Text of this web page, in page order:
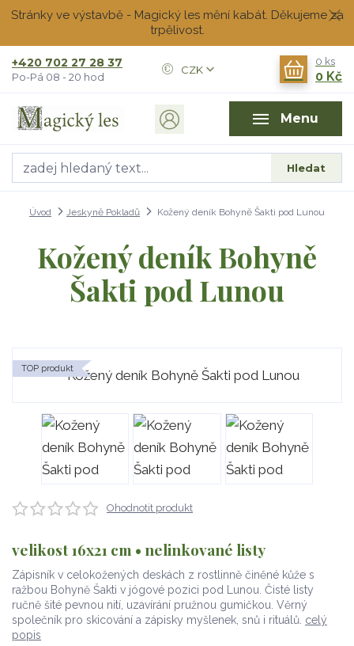
Stránky ve výstavbě - Magický les mění kabát. Děkujeme za
trpělivost.
Menu
CZK
Hledat
+420 702 27 28 37
Po-Pá 08 - 20 hod
0 ks
0 Kč
Úvod Jeskyně Pokladů Kožený deník Bohyně Šakti pod Lunou
Kožený deník Bohyně
Šakti pod Lunou
TOP produkt
Ohodnotit produkt
velikost 16x21 cm • nelinkované listy
Zápisník v celokožených deskách z rostlinně činěné kůže s
ražbou Bohyně Šakti v jógové pozici pod Lunou. Čisté listy
ručně šité pevnou nití, uzavírání pružnou gumičkou. Věrný
společník pro skicování a zápisky myšlenek, snů i rituálů. celý
popis